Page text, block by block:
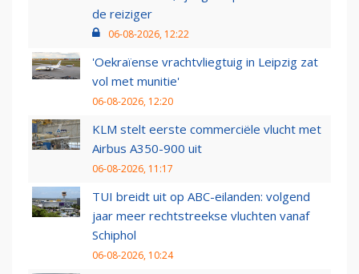
de reiziger
06-08-2026, 12:22
'Oekraïense vrachtvliegtuig in Leipzig zat
vol met munitie'
06-08-2026, 12:20
KLM stelt eerste commerciële vlucht met
Airbus A350-900 uit
06-08-2026, 11:17
TUI breidt uit op ABC-eilanden: volgend
jaar meer rechtstreekse vluchten vanaf
Schiphol
06-08-2026, 10:24